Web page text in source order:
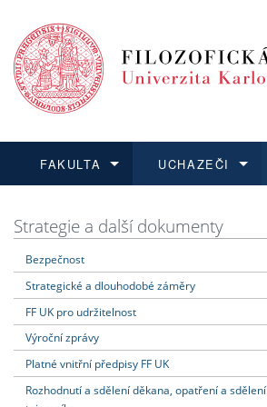
FAKULTA
Dozvědět se více
UCHAZEČI
Podat přihlášku
Dozvědět se více
Dozvědět se více
Dozvědět se více
Strategie a další dokumenty
Bezpečnost
Strategické a dlouhodobé záměry
FF UK pro udržitelnost
Výroční zprávy
Platné vnitřní předpisy FF UK
Rozhodnutí a sdělení děkana, opatření a sdělení